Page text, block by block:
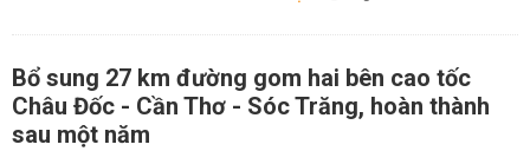
Bổ sung 27 km đường gom hai bên cao tốc
Châu Đốc - Cần Thơ - Sóc Trăng, hoàn thành
sau một năm